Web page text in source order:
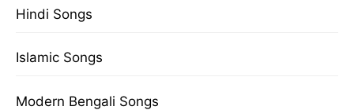
Hindi Songs
Islamic Songs
Modern Bengali Songs